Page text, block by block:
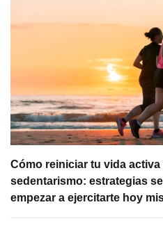
Cómo reiniciar tu vida
sedentarismo: estrategias
empezar a ejercitarte hoy